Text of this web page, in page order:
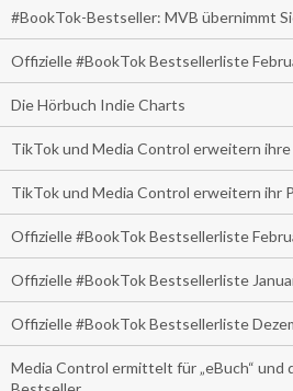
#BookTok-Bestseller: MVB übernimmt
Offizielle #BookTok Bestsellerliste
Die Hörbuch Indie Charts
TikTok und Media Control erweitern
TikTok und Media Control erweitern ihr
Offizielle #BookTok Bestsellerliste
Offizielle #BookTok Bestsellerliste
Offizielle #BookTok Bestsellerliste
Media Control ermittelt für „eBuch“ und